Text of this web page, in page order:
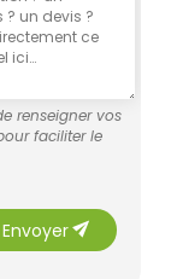
renseigner vos
faciliter le
Envoyersend